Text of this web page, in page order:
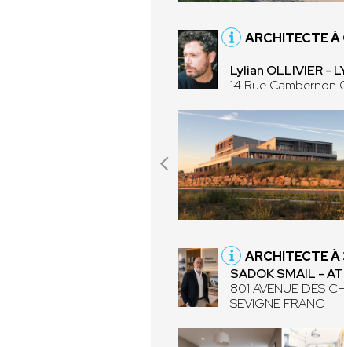
ARCHITECTE
Lylian OLLIVIER -
14 Rue Cambernon
ARCHITECTE À
SADOK SMAIL -
801 AVENUE DES
SEVIGNE FRANC